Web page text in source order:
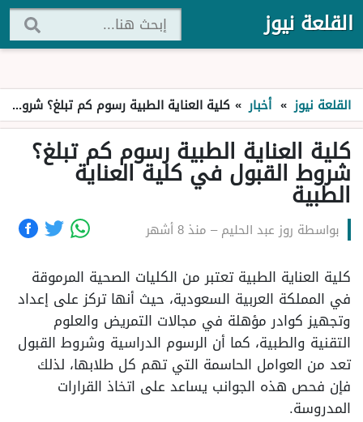
القلعة نيوز
القلعة نيوز » أخبار » كلية العناية الطبية رسوم كم تبلغ؟ شروط القبول في كلية العناية الطبية
كلية العناية الطبية رسوم كم تبلغ؟
شروط القبول في كلية العناية
الطبية
بواسطة روز عبد الحليم– منذ 8 أشهر
كلية العناية الطبية تعتبر من الكليات الصحية المرموقة
في المملكة العربية السعودية، حيث أنها تركز على إعداد
وتجهيز كوادر مؤهلة في مجالات التمريض والعلوم
التقنية والطبية، كما أن الرسوم الدراسية وشروط القبول
تعد من العوامل الحاسمة التي تهم كل طلابها، لذلك
فإن فحص هذه الجوانب يساعد على اتخاذ القرارات
المدروسة.